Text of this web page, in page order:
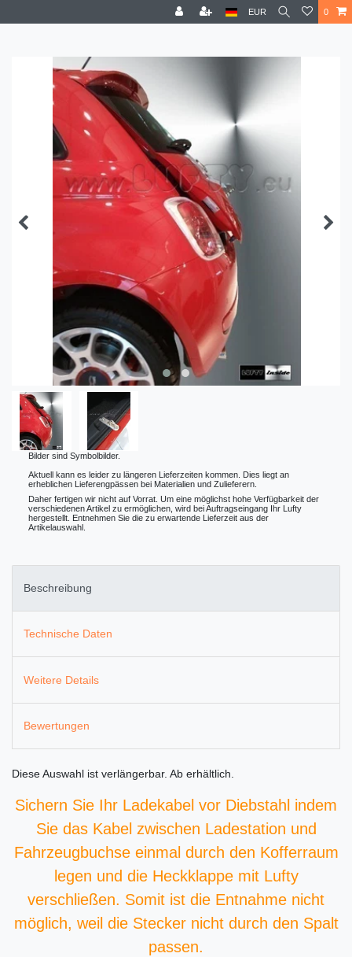
EUR 0
Bilder sind Symbolbilder.
Aktuell kann es leider zu längeren Lieferzeiten kommen. Dies liegt an
erheblichen Lieferengpässen bei Materialien und Zulieferern.
Daher fertigen wir nicht auf Vorrat. Um eine möglichst hohe Verfügbarkeit der
verschiedenen Artikel zu ermöglichen, wird bei Auftragseingang Ihr Lufty
hergestellt. Entnehmen Sie die zu erwartende Lieferzeit aus der
Artikelauswahl.
Beschreibung
Technische Daten
Weitere Details
Bewertungen
Diese Auswahl ist verlängerbar. Ab erhältlich.
Sichern Sie Ihr Ladekabel vor Diebstahl indem
Sie das Kabel zwischen Ladestation und
Fahrzeugbuchse einmal durch den Kofferraum
legen und die Heckklappe mit Lufty
verschließen. Somit ist die Entnahme nicht
möglich, weil die Stecker nicht durch den Spalt
passen.